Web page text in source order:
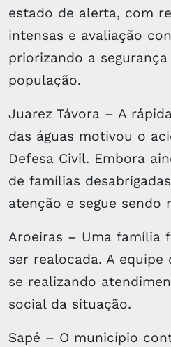
estado de alerta, com
intensas e avaliação
priorizando a
população.
Juarez Távora – A
das águas motivou o
Defesa Civil. Embora
de famílias
atenção e segue sendo
Aroeiras – Uma família
ser realocada. A equipe
se realizando
social da situação.
Sapé – O município